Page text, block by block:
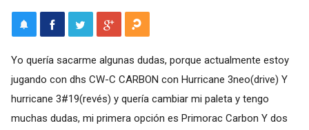
Yo quería sacarme algunas dudas, porque actualmente estoy
jugando con dhs CW-C CARBON con Hurricane 3neo(drive) Y
hurricane 3#19(revés) y quería cambiar mi paleta y tengo
muchas dudas, mi primera opción es Primorac Carbon Y dos